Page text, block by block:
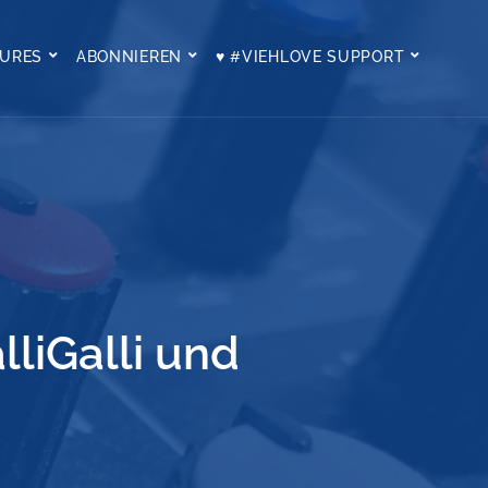
ABONNIEREN ♥ #VIEHLOVE SUPPORT
und